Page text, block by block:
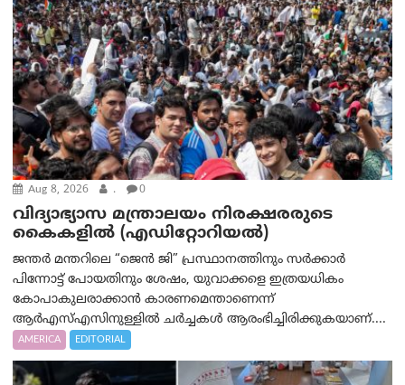
Aug 8, 2026 . 0
വിദ്യാഭ്യാസ മന്ത്രാലയം നിരക്ഷരരുടെ
കൈകളിൽ (എഡിറ്റോറിയല്‍)
ജന്തർ മന്തറിലെ “ജെൻ ജി” പ്രസ്ഥാനത്തിനും സർക്കാർ
പിന്നോട്ട് പോയതിനും ശേഷം, യുവാക്കളെ ഇത്രയധികം
കോപാകുലരാക്കാൻ കാരണമെന്താണെന്ന്
ആർ‌എസ്‌എസിനുള്ളിൽ ചർച്ചകൾ ആരംഭിച്ചിരിക്കുകയാണ്....
AMERICA EDITORIAL